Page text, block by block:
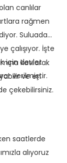
canlılar
rağmen
Suluada
çalışıyor. İşte
için devlet
verilmiştir.
katılarak
ve en
çekebilirsiniz.
saatlerde
alıyoruz